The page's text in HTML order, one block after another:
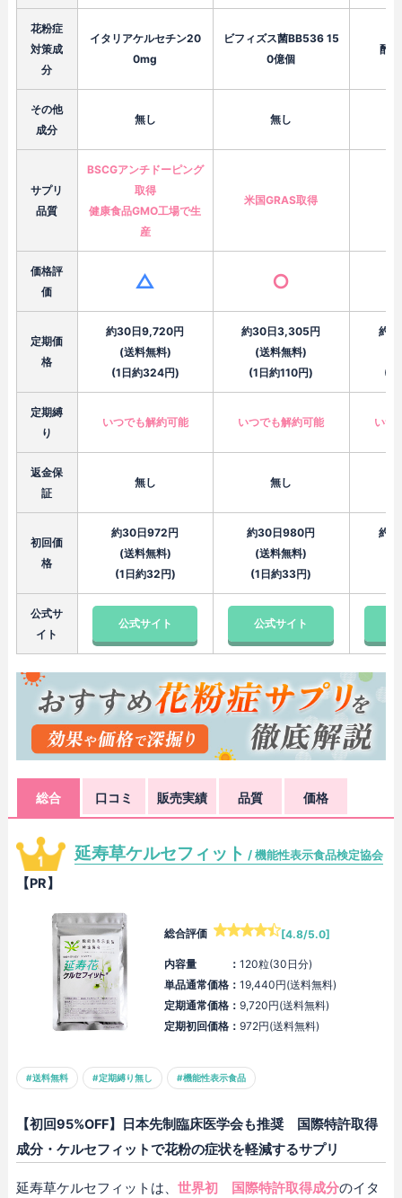
花粉症
対策成
分
イタリアケルセチン20
0mg
ビフィズス菌BB536 15
0億個
酢
その他
成分
無し 無し
サプリ
品質
BSCGアンチドーピング
取得
健康食品GMO工場で生
産
米国GRAS取得
価格評
価
△ ○
定期価
格
約30日9,720円
(送料無料)
(1日約324円)
約30日3,305円
(送料無料)
(1日約110円)
約
(1
定期縛
り
いつでも解約可能 いつでも解約可能 いつ
返金保
証
無し 無し
初回価
格
約30日972円
(送料無料)
(1日約32円)
約30日980円
(送料無料)
(1日約33円)
約
公式サ
イト
公式サイト 公式サイト
総合 口コミ 販売実績 品質 価格
延寿草ケルセフィット / 機能性表示食品検定協会
【PR】
総合評価 [4.8/5.0]
内容量 ： 120粒(30日分)
単品通常価格： 19,440円(送料無料)
定期通常価格： 9,720円(送料無料)
定期初回価格： 972円(送料無料)
#送料無料 #定期縛り無し #機能性表示食品
【初回95%OFF】日本先制臨床医学会も推奨 国際特許取得
成分・ケルセフィットで花粉の症状を軽減するサプリ
延寿草ケルセフィットは、 世界初 国際特許取得成分のイタ